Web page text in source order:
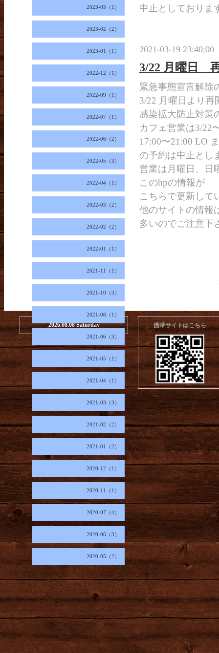
2023-03（1）
2023-02（2）
2023-01（1）
2022-12（1）
2022-09（1）
2022-07（1）
2022-06（2）
2022-05（3）
2022-04（1）
2022-03（2）
2022-02（2）
2022-01（1）
2021-11（1）
2021-10（3）
2021-08（1）
2021-06（3）
2021-05（1）
2021-04（1）
2021-03（3）
2021-02（2）
2021-01（2）
2020-12（1）
2020-11（1）
2020-07（4）
2020-06（3）
2020-05（2）
中止としておりま
2021-03-19 23:40:00
3/22 月曜日
緊急事態宣言解除
3/22 月曜日より再
感染拡大防止対策
カフェ営業は3/22
17:00〜21:00 LO
の予約は中止とし
営業は月曜日、日
このhpの情報が
こちらで更新して
他のサイトの情報
多いのでご注意下
2026.08.08 Saturday 携帯サイトはこちら